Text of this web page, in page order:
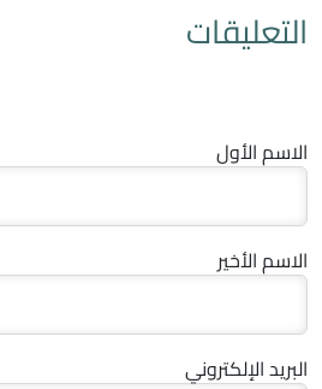
التعليقات
الاسم الأول
الاسم الأخير
البريد الإلكتروني